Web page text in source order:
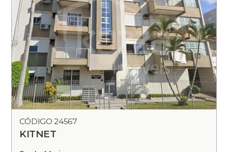
CÓDIGO 24567
KITNET